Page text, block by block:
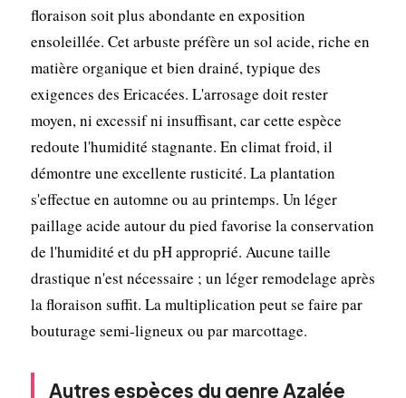
floraison soit plus abondante en exposition
ensoleillée. Cet arbuste préfère un sol acide, riche en
matière organique et bien drainé, typique des
exigences des Ericacées. L'arrosage doit rester
moyen, ni excessif ni insuffisant, car cette espèce
redoute l'humidité stagnante. En climat froid, il
démontre une excellente rusticité. La plantation
s'effectue en automne ou au printemps. Un léger
paillage acide autour du pied favorise la conservation
de l'humidité et du pH approprié. Aucune taille
drastique n'est nécessaire ; un léger remodelage après
la floraison suffit. La multiplication peut se faire par
bouturage semi-ligneux ou par marcottage.
Autres espèces du genre Azalée